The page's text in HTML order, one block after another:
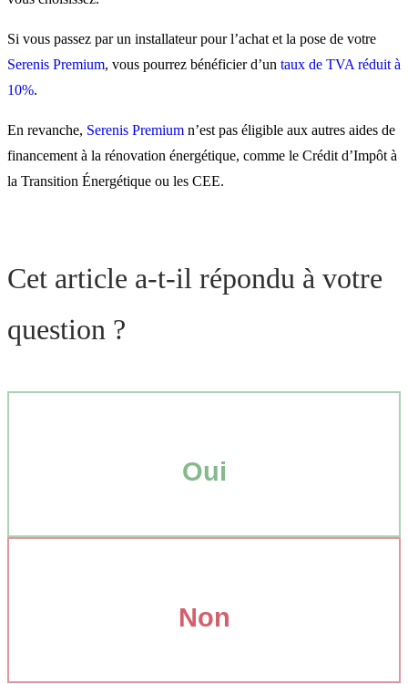
Si vous passez par un installateur pour l’achat et la pose de votre
Serenis Premium, vous pourrez bénéficier d’un taux de TVA réduit à
10%.
En revanche, Serenis Premium n’est pas éligible aux autres aides de
financement à la rénovation énergétique, comme le Crédit d’Impôt à
la Transition Énergétique ou les CEE.
Cet article a-t-il répondu à votre
question ?
Oui
Non